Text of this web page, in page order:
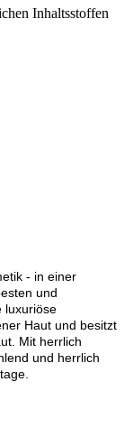
Inhaltsstoffen
- in einer
und
luxuriöse
Haut und besitzt
Mit herrlich
und herrlich